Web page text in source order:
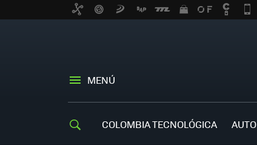
MENÚ
COLOMBIA TECNOLÓGICA AUTO